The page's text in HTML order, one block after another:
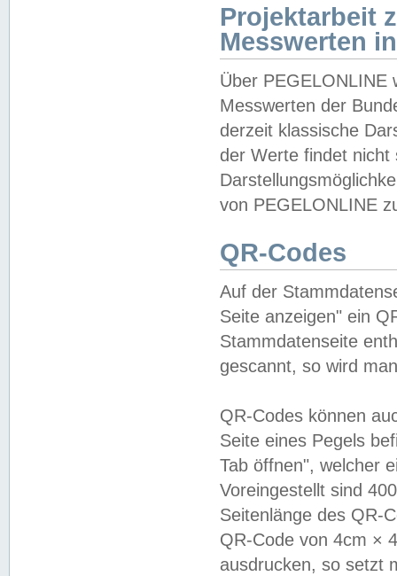
Projektarbeit
Messwerten
Über PEGELONLINE
Messwerten der
derzeit klassische
der Werte findet
von PEGELONLINE
QR-Codes
Auf der
Seite anzeigen" ein
Stammdatenseite
gescannt, so wird
QR-Codes können
Seite eines Pegels
Tab öffnen", welcher
Voreingestellt sind
Seitenlänge des QR-
QR-Code von 4cm ×
ausdrucken, so setzt